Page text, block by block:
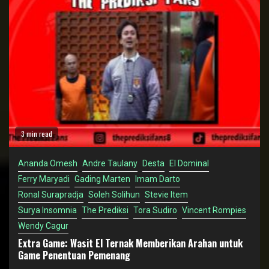
3 min read
Ananda Omesh Andre Taulany Desta El Dominal
Ferry Maryadi Gading Marten Imam Darto
Ronal Surapradja Soleh Solihun Stevie Item
Surya Insomnia The Prediksi Tora Sudiro Vincent Rompies
Wendy Cagur
Extra Game: Wasit El Ternak Memberikan Arahan untuk
Game Penentuan Pemenang